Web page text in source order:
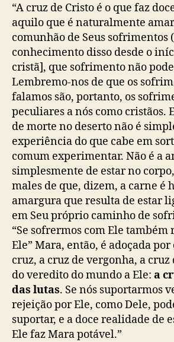
“A cruz de Cristo é o que faz
aquilo que é naturalmente
comunhão de Seus sofrimentos (
conhecimento disso desde o
cristã], que sofrimento não pode
Lembremo-nos de que os
falamos são, portanto, os
peculiares a nós como cristãos.
de morte no deserto não é
experiência do que cabe em
comum experimentar. Não é a
simplesmente de estar no
males de que, dizem, a carne é
amargura que resulta de estar
em Seu próprio caminho de
“Se sofrermos com Ele
Ele” Mara, então, é adoçadapor
cruz, a cruz de vergonha, a cruz
do veredito do mundo a Ele: a
das lutas. Se nós suportarmos
rejeição por Ele, comoDele,
suportar, e a doce realidade de
Ele fazMara potável.”